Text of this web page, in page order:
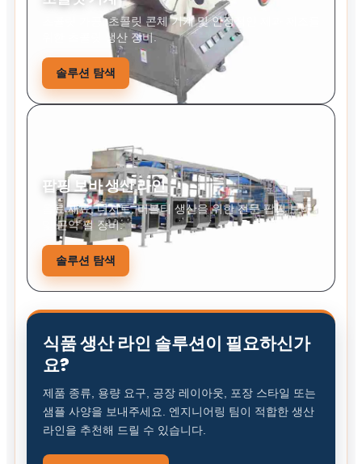
초콜릿 가공, 초콜릿 콘체 기계 및 안정적인 제과 제조를
위한 초콜릿 생산 장비.
솔루션 탐색
팝핑 보바 생산 라인
음료 재료, 디저트, 버블티 생산을 위한 전문 팝핑 보바
및 곤약 펄 장비.
솔루션 탐색
식품 생산 라인 솔루션이 필요하신가
요?
제품 종류, 용량 요구, 공장 레이아웃, 포장 스타일 또는
샘플 사양을 보내주세요. 엔지니어링 팀이 적합한 생산
라인을 추천해 드릴 수 있습니다.